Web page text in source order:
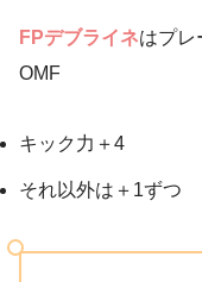
FPデブライネはプレ
OMF
キック力＋4
それ以外は＋1ずつ